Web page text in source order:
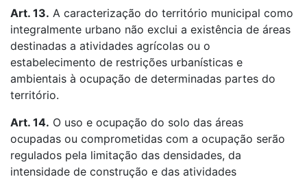
Art. 13. A caracterização do território municipal como
integralmente urbano não exclui a existência de áreas
destinadas a atividades agrícolas ou o
estabelecimento de restrições urbanísticas e
ambientais à ocupação de determinadas partes do
território.
Art. 14. O uso e ocupação do solo das áreas
ocupadas ou comprometidas com a ocupação serão
regulados pela limitação das densidades, da
intensidade de construção e das atividades